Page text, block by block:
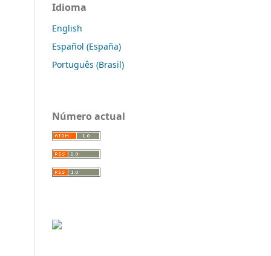
Idioma
English
Español (España)
Português (Brasil)
Número actual